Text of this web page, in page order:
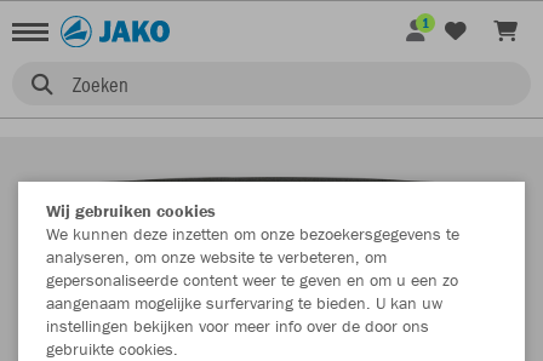
Zoeken
1
Wij gebruiken cookies
We kunnen deze inzetten om onze bezoekersgegevens te
analyseren, om onze website te verbeteren, om
gepersonaliseerde content weer te geven en om u een zo
aangenaam mogelijke surfervaring te bieden. U kan uw
instellingen bekijken voor meer info over de door ons
gebruikte cookies.